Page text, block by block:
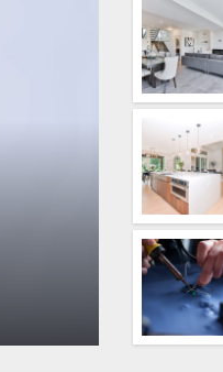
ОСНОВНАЯ
08.06.2026